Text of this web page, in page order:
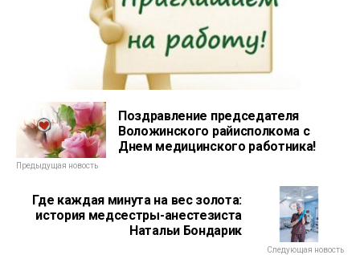
Поздравление председателя
Воложинского райисполкома с
Днем медицинского работника!
Предыдущая новость
Где каждая минута на вес золота:
история медсестры-анестезиста
Натальи Бондарик
Следующая новость